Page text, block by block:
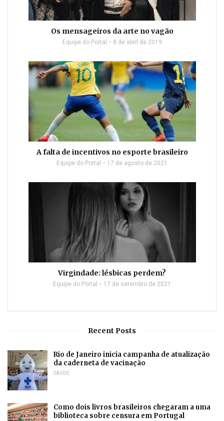
Os mensageiros da arte no vagão
Equipe do Portal 8 de abril de 2019
A falta de incentivos no esporte brasileiro
Equipe do Portal 17 de agosto de 2021
Virgindade: lésbicas perdem?
Equipe do Portal 17 de setembro de 2021
Recent Posts
Rio de Janeiro inicia campanha de atualização
da caderneta de vacinação
SAÚDE
Como dois livros brasileiros chegaram a uma
biblioteca sobre censura em Portugal